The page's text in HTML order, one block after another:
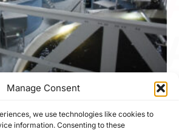
Manage Consent
we use technologies like cookies to
information. Consenting to these
Ost flyttar till Vreta
juni 1, 2015|ESB Inrikes, Pressrelease